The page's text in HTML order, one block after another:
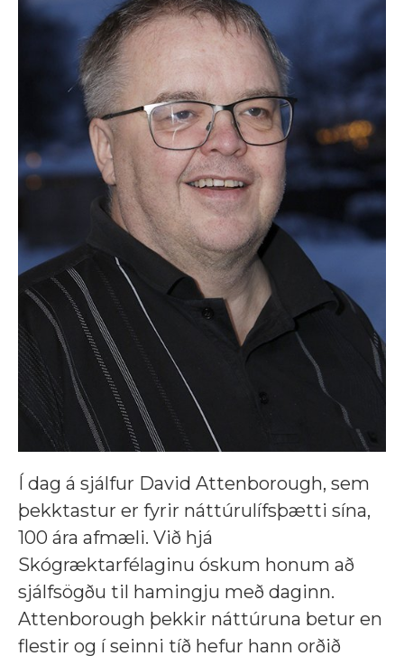
Í dag á sjálfur David Attenborough, sem
þekktastur er fyrir náttúrulífsþætti sína,
100 ára afmæli. Við hjá
Skógræktarfélaginu óskum honum að
sjálfsögðu til hamingju með daginn.
Attenborough þekkir náttúruna betur en
flestir og í seinni tíð hefur hann orðið